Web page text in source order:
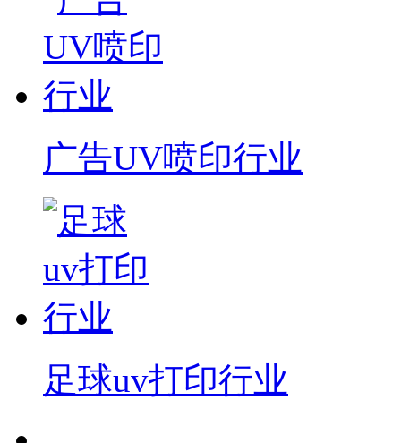
广告UV喷印行业
足球uv打印行业